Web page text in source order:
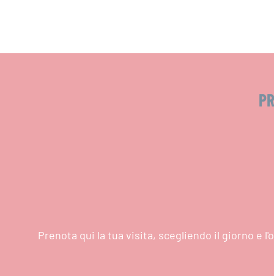
Prenota qui la tua visita, scegliendo il giorno e